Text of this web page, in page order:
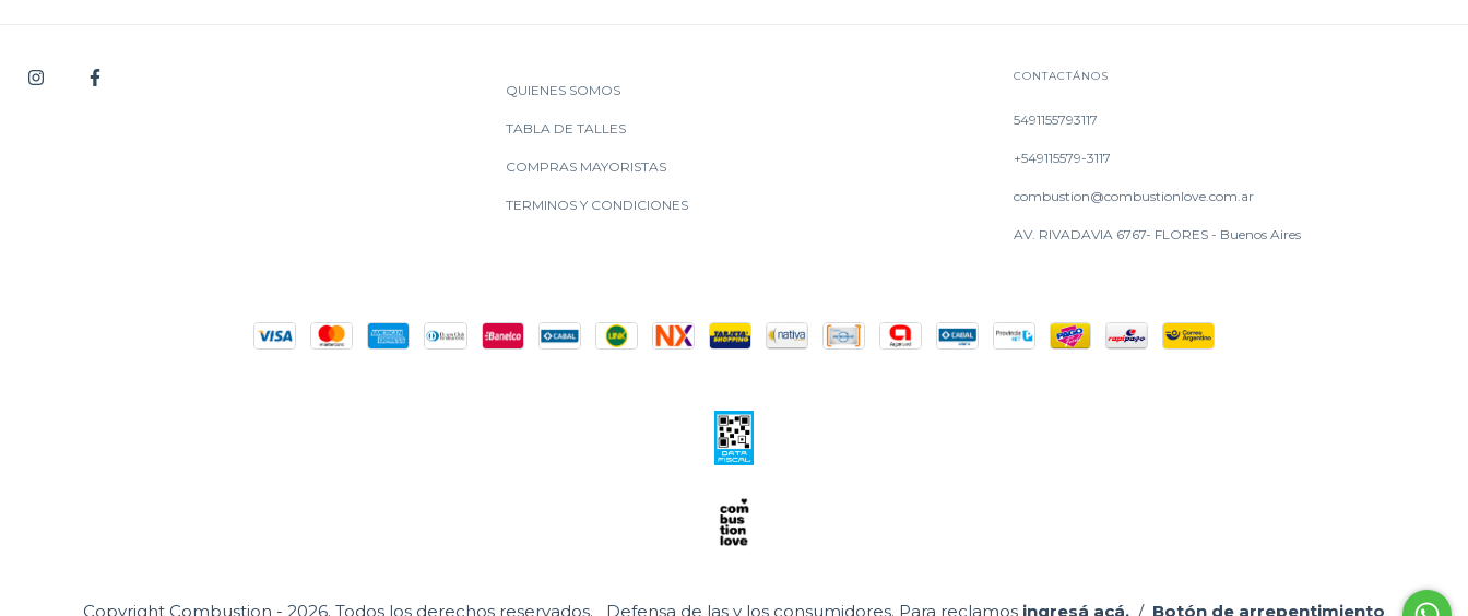
QUIENES SOMOS
TABLA DE TALLES
COMPRAS MAYORISTAS
TERMINOS Y CONDICIONES
CONTACTÁNOS
5491155793117
+549115579-3117
combustion@combustionlove.com.ar
AV. RIVADAVIA 6767- FLORES - Buenos Aires
Copyright Combustion - 2026. Todos los derechos reservados. Defensa de las y los consumidores. Para reclamos ingresá acá. / Botón de arrepentimiento